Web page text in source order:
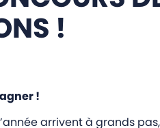
!
!
arrivent à grands